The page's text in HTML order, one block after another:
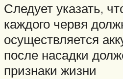
Следует указать,
каждого червя
осуществляется
после насадки
признаки жизни